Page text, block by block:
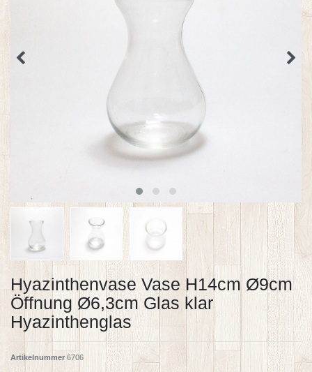
Hyazinthenvase Vase H14cm Ø9cm
Öffnung Ø6,3cm Glas klar
Hyazinthenglas
Artikelnummer 6706